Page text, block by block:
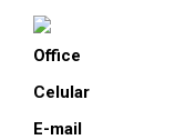
Office
Celular
E-mail